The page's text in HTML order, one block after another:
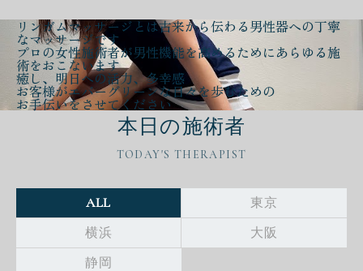
リンガムマッサージとは古来から伝わる男性器への丁寧
なマッサージです
プロの女性施術者が男性機能を高める ためにあらゆる施
術をおこないます
癒し、明日への活力、多幸感
お客様がエバーグリーンな日々を歩むための
お手伝いをさせてください
本日の施術者
TODAY'S THERAPIST
ALL
東京
横浜
大阪
静岡